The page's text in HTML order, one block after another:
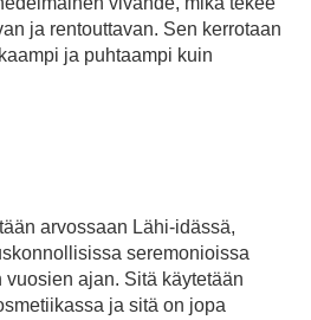
ja rentouttavan. Sen kerrotaan
ja puhtaampi kuin
arvossaan Lähi-idässä,
seremonioissa
ajan. Sitä käytetään
ja sitä on jopa